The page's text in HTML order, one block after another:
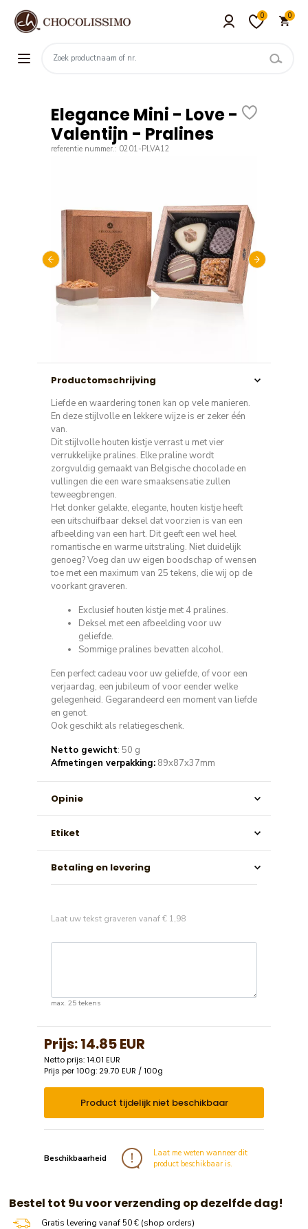
0 0
Elegance Mini - Love -
Valentijn - Pralines
referentie nummer.: 0201-PLVA12
Productomschrijving
Liefde en waardering tonen kan op vele manieren.
En deze stijlvolle en lekkere wijze is er zeker één
van.
Dit stijlvolle houten kistje verrast u met vier
verrukkelijke pralines. Elke praline wordt
zorgvuldig gemaakt van Belgische chocolade en
vullingen die een ware smaaksensatie zullen
teweegbrengen.
Het donker gelakte, elegante, houten kistje heeft
een uitschuifbaar deksel dat voorzien is van een
afbeelding van een hart. Dit geeft een wel heel
romantische en warme uitstraling. Niet duidelijk
genoeg? Voeg dan uw eigen boodschap of wensen
toe met een maximum van 25 tekens, die wij op de
voorkant graveren.
Exclusief houten kistje met 4 pralines.
Deksel met een afbeelding voor uw
geliefde.
Sommige pralines bevatten alcohol.
Een perfect cadeau voor uw geliefde, of voor een
verjaardag, een jubileum of voor eender welke
gelegenheid. Gegarandeerd een moment van liefde
en genot.
Ook geschikt als relatiegeschenk.
Netto gewicht: 50 g
Afmetingen verpakking: 89x87x37mm
Opinie
Etiket
Betaling en levering
Laat uw tekst graveren vanaf € 1,98
max. 25 tekens
Prijs:14.85 EUR
Netto prijs: 14.01 EUR
Prijs per 100g: 29.70 EUR / 100g
Product tijdelijk niet beschikbaar
Beschikbaarheid
Laat me weten wanneer dit
product beschikbaar is.
​​ Bestel tot 9u voor verzending op dezelfde dag!
Gratis levering vanaf 50 € (shop orders)